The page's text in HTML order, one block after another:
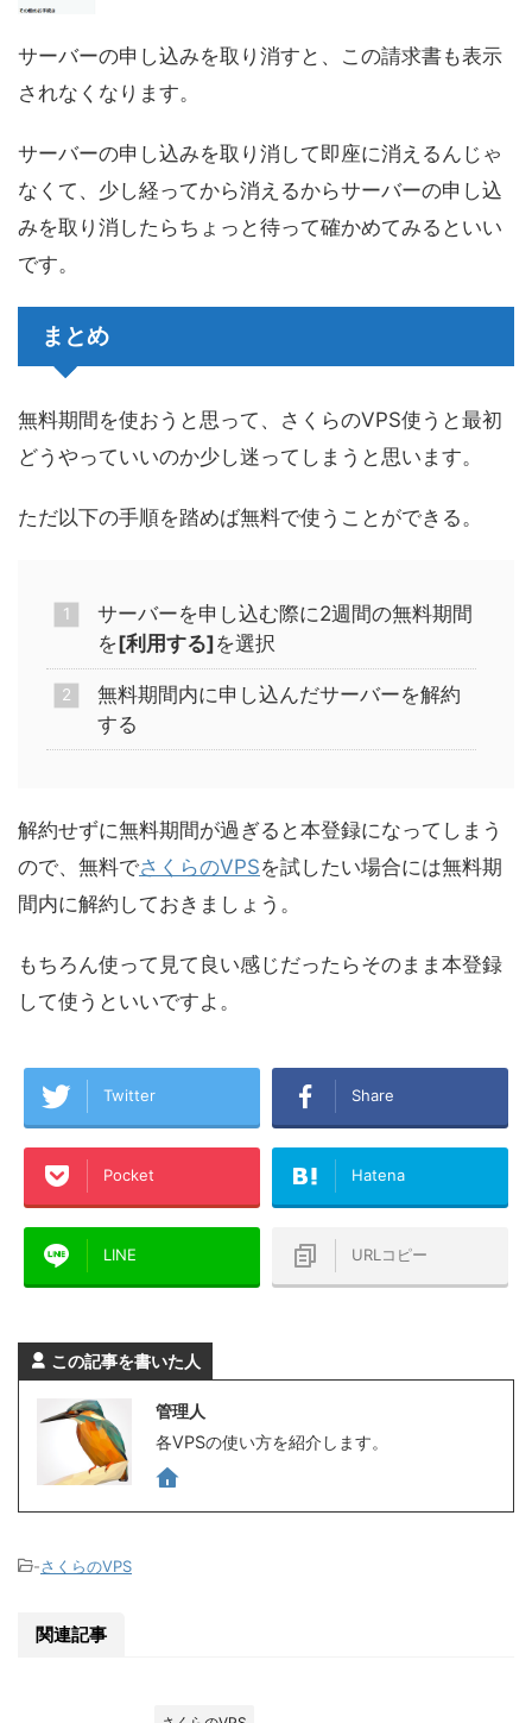
サーバーの申し込みを取り消すと、この請求書も表示
されなくなります。
サーバーの申し込みを取り消して即座に消えるんじゃ
なくて、少し経ってから消えるからサーバーの申し込
みを取り消したらちょっと待って確かめてみるといい
です。
まとめ
無料期間を使おうと思って、さくらのVPS使うと最初
どうやっていいのか少し迷ってしまうと思います。
ただ以下の手順を踏めば無料で使うことができる。
サーバーを申し込む際に2週間の無料期間
を[利用する]を選択
無料期間内に申し込んだサーバーを解約
する
解約せずに無料期間が過ぎると本登録になってしまう
ので、無料でさくらのVPSを試したい場合には無料期
間内に解約しておきましょう。
もちろん使って見て良い感じだったらそのまま本登録
して使うといいですよ。
Twitter Share
Pocket Hatena
LINE URLコピー
この記事を書いた人
管理人
各VPSの使い方を紹介します。
-さくらのVPS
関連記事